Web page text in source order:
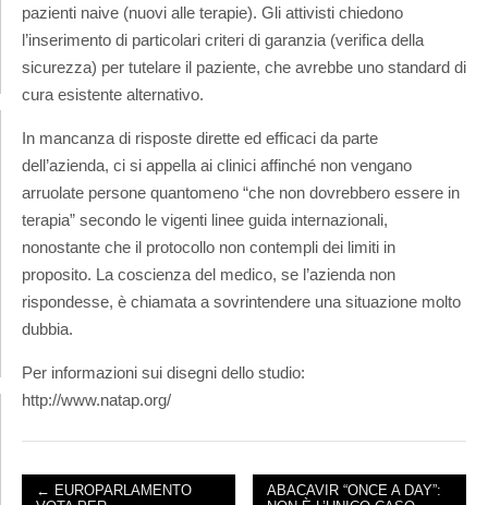
pazienti naive (nuovi alle terapie). Gli attivisti chiedono
l’inserimento di particolari criteri di garanzia (verifica della
sicurezza) per tutelare il paziente, che avrebbe uno standard di
cura esistente alternativo.
In mancanza di risposte dirette ed efficaci da parte
dell’azienda, ci si appella ai clinici affinché non vengano
arruolate persone quantomeno “che non dovrebbero essere in
terapia” secondo le vigenti linee guida internazionali,
nonostante che il protocollo non contempli dei limiti in
proposito. La coscienza del medico, se l’azienda non
rispondesse, è chiamata a sovrintendere una situazione molto
dubbia.
Per informazioni sui disegni dello studio:
http://www.natap.org/
← EUROPARLAMENTO
ABACAVIR “ONCE A DAY”: